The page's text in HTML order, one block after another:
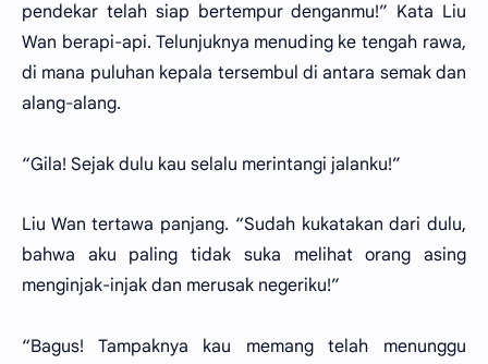
pendekar telah siap bertempur denganmu!” Kata Liu
Wan berapi-api. Telunjuknya menuding ke tengah rawa,
di mana puluhan kepala tersembul di antara semak dan
alang-alang.
“Gila! Sejak dulu kau selalu merintangi jalanku!”
Liu Wan tertawa panjang. “Sudah kukatakan dari dulu,
bahwa aku paling tidak suka melihat orang asing
menginjak-injak dan merusak negeriku!”
“Bagus! Tampaknya kau memang telah menunggu